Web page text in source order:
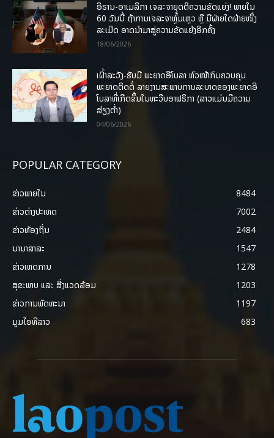
ອີຣານ-ອາເມລິກາ ເຈລະຈາຍຸດຕິຄວາມຂັດແຍ່ງ! ພາຍໃນ
60 ວັນນີ້ ຖ້າການເຈລະຈາຫຼົ້ມເຫຼວ ຫຼື ມີຝ່າຍໃດຝ່າຍໜຶ່ງ
ລະເມີດ ອາດນໍາມາສູ່ຄວາມຂັດແຍ້ງອີກຄັ້ງ
18/06/2026
ເຝົ້າລະວັງ-ຮັບມື ພະຍາດອີໂບລາ ຫົວໜ້າກົມຄວບຄຸມ
ພະຍາດຕິດຕໍ່ ລາຍງານສະພາບການລະບາດຂອງພະຍາດອີ
ໂບລາທີ່ເກີດຂຶ້ນໃນທະວີບອາຟຣິກາ (ລາວແມ່ນມີຄວາມ
ສ່ຽງຕໍ່າ)
04/06/2026
POPULAR CATEGORY
ຂ່າວພາຍ​ໃນ
8484
ຂ່າວຕ່າງປະເທດ
7002
ຂ່າວທ້ອງຖິ່ນ
2484
ນານາສາລະ
1547
ຂ່າວເຫດການ
1278
ສຸຂະພາບ ແລະ ສີ່ງແວດລ້ອມ
1203
ຂ່າວການພັດທະນາ
1197
ມູມໄອທີລາວ
683